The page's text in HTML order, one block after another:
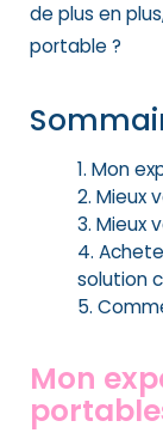
de plus en
portable ?
Mon
Mieux
Mieux
solution
Mon